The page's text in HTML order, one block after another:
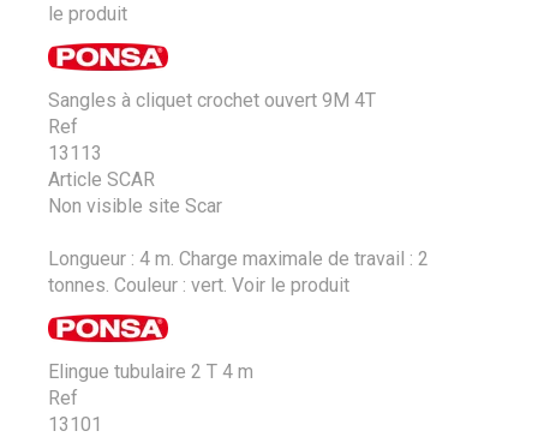
le produit
Sangles à cliquet crochet ouvert 9M 4T
Ref
13113
Article SCAR
Non visible site Scar
Longueur : 4 m. Charge maximale de travail : 2
tonnes. Couleur : vert. Voir le produit
Elingue tubulaire 2 T 4 m
Ref
13101